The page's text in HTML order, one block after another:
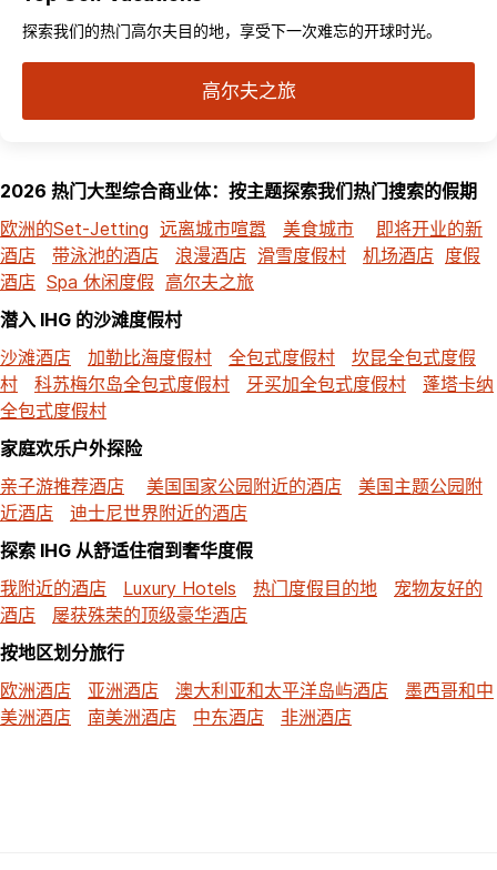
探索我们的热门高尔夫目的地，享受下一次难忘的开球时光。
高尔夫之旅
2026 热门大型综合商业体：按主题探索我们热门搜索的假期
欧洲的Set-Jetting 远离城市喧嚣 美食城市
即将开业的新
酒店
带泳池的酒店 浪漫酒店 滑雪度假村 机场酒店 度假
酒店 Spa 休闲度假 高尔夫之旅
潜入 IHG 的沙滩度假村
沙滩酒店
加勒比海度假村 全包式度假村
坎昆全包式度假
村
科苏梅尔岛全包式度假村 牙买加全包式度假村
蓬塔卡纳
全包式度假村
家庭欢乐户外探险
亲子游推荐酒店
美国国家公园附近的酒店
美国主题公园附
近酒店
迪士尼世界附近的酒店
探索 IHG 从舒适住宿到奢华度假
我附近的酒店
Luxury Hotels 热门度假目的地
宠物友好的
酒店
屡获殊荣的顶级豪华酒店
按地区划分旅行
欧洲酒店
亚洲酒店 澳大利亚和太平洋岛屿酒店
墨西哥和中
美洲酒店
南美洲酒店 中东酒店 非洲酒店